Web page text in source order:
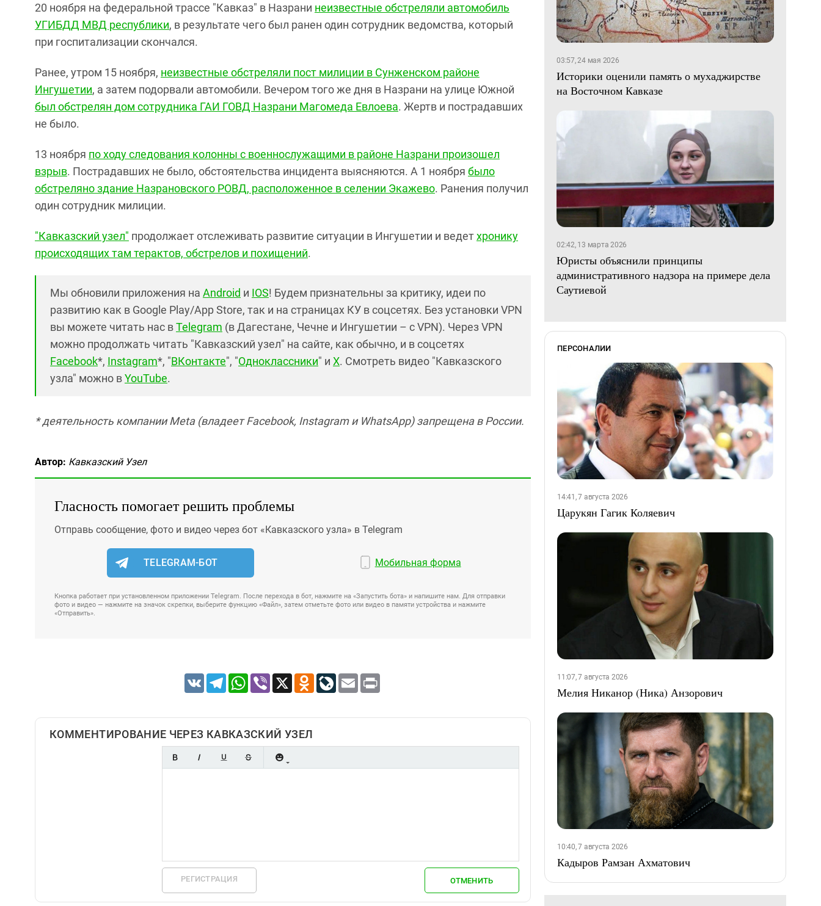
20 ноября на федеральной трассе "Кавказ" в Назрани неизвестные обстреляли автомобиль
УГИБДД МВД республики, в результате чего был ранен один сотрудник ведомства, который
при госпитализации скончался.
Ранее, утром 15 ноября, неизвестные обстреляли пост милиции в Сунженском районе
Ингушетии, а затем подорвали автомобили. Вечером того же дня в Назрани на улице Южной
был обстрелян дом сотрудника ГАИ ГОВД Назрани Магомеда Евлоева. Жертв и пострадавших
не было.
13 ноября по ходу следования колонны с военнослужащими в районе Назрани произошел
взрыв. Пострадавших не было, обстоятельства инцидента выясняются. А 1 ноября было
обстреляно здание Назрановского РОВД, расположенное в селении Экажево. Ранения получил
один сотрудник милиции.
"Кавказский узел" продолжает отслеживать развитие ситуации в Ингушетии и ведетхронику
происходящих там терактов, обстрелов и похищений.
Мы обновили приложения на Android и IOS! Будем признательны за критику, идеи по
развитию как в Google Play/App Store, так и на страницах КУ в соцсетях. Без установки VPN
вы можете читать нас вTelegram (в Дагестане, Чечне и Ингушетии – с VPN). Через VPN
можно продолжать читать "Кавказский узел" на сайте, как обычно, и в соцсетях
Facebook*, Instagram*, "ВКонтакте", "Одноклассники" и X. Смотреть видео "Кавказского
узла" можно вYouTube.
* деятельность компании Meta (владеет Facebook, Instagram и WhatsApp) запрещена в России.
Автор: Кавказский Узел
Гласность помогает решить проблемы
Отправь сообщение, фото и видео через бот «Кавказского узла» в Telegram
TELEGRAM-БОТ Мобильная форма
Кнопка работает при установленном приложении Telegram. После перехода в бот, нажмите на «Запустить бота» и напишите нам. Для отправки
фото и видео — нажмите на значок скрепки, выберите функцию «Файл», затем отметьте фото или видео в памяти устройства и нажмите
«Отправить».
VK TelegramWhatsApp
Viber X Odnoklassniki
LiveJournal
Email
КОММЕНТИРОВАНИЕ ЧЕРЕЗ КАВКАЗСКИЙ УЗЕЛ
РЕГИСТРАЦИЯ ОТМЕНИТЬ
03:57, 24 мая 2026
Историки оценили память о мухаджирстве
на Восточном Кавказе
02:42, 13 марта 2026
Юристы объяснили принципы
административного надзора на примере дела
Саутиевой
ПЕРСОНАЛИИ
14:41, 7 августа 2026
Царукян Гагик Коляевич
11:07, 7 августа 2026
Мелия Никанор (Ника) Анзорович
10:40, 7 августа 2026
Кадыров Рамзан Ахматович